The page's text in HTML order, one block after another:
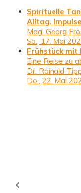
Spirituelle
Alltag.
Mag. Georg
Sa., 17. Mai
Frühstück mit
Eine Reise zu
Dr. Rainald
Do., 22. Mai